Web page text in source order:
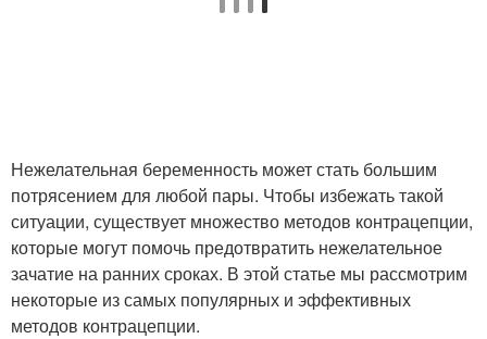
Нежелательная беременность может стать большим
потрясением для любой пары. Чтобы избежать такой
ситуации, существует множество методов контрацепции,
которые могут помочь предотвратить нежелательное
зачатие на ранних сроках. В этой статье мы рассмотрим
некоторые из самых популярных и эффективных
методов контрацепции.